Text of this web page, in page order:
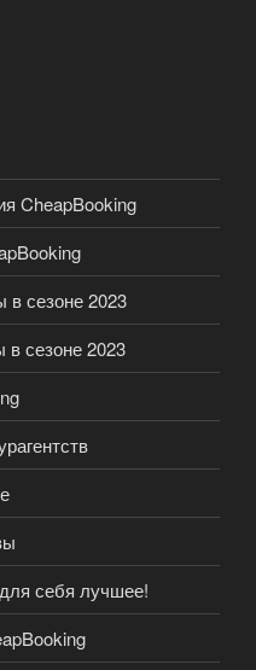
CheapBooking
сезоне 2023
сезоне 2023
себя лучшее!